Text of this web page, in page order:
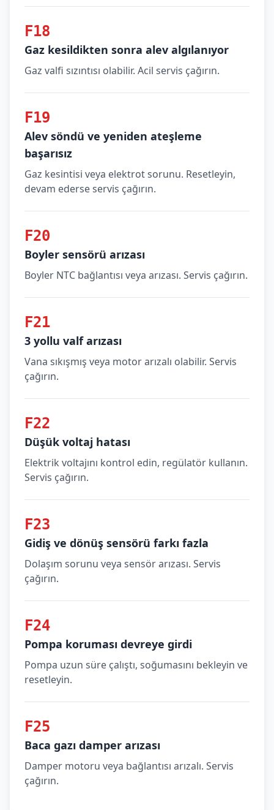
F18
Gaz kesildikten sonra alev algılanıyor
Gaz valfi sızıntısı olabilir. Acil servis çağırın.
F19
Alev söndü ve yeniden ateşleme
başarısız
Gaz kesintisi veya elektrot sorunu. Resetleyin,
devam ederse servis çağırın.
F20
Boyler sensörü arızası
Boyler NTC bağlantısı veya arızası. Servis çağırın.
F21
3 yollu valf arızası
Vana sıkışmış veya motor arızalı olabilir. Servis
çağırın.
F22
Düşük voltaj hatası
Elektrik voltajını kontrol edin, regülatör kullanın.
Servis çağırın.
F23
Gidiş ve dönüş sensörü farkı fazla
Dolaşım sorunu veya sensör arızası. Servis
çağırın.
F24
Pompa koruması devreye girdi
Pompa uzun süre çalıştı, soğumasını bekleyin ve
resetleyin.
F25
Baca gazı damper arızası
Damper motoru veya bağlantısı arızalı. Servis
çağırın.